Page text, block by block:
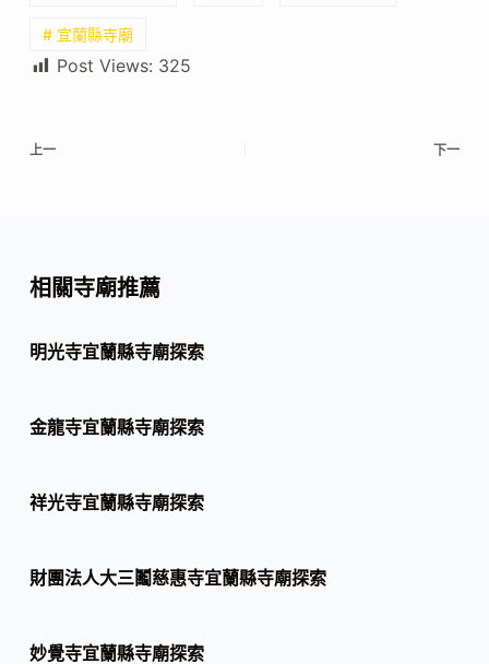
# 宜蘭縣寺廟
Post Views: 325
上一 下一
相關寺廟推薦
明光寺宜蘭縣寺廟探索
金龍寺宜蘭縣寺廟探索
祥光寺宜蘭縣寺廟探索
財團法人大三鬮慈惠寺宜蘭縣寺廟探索
妙覺寺宜蘭縣寺廟探索